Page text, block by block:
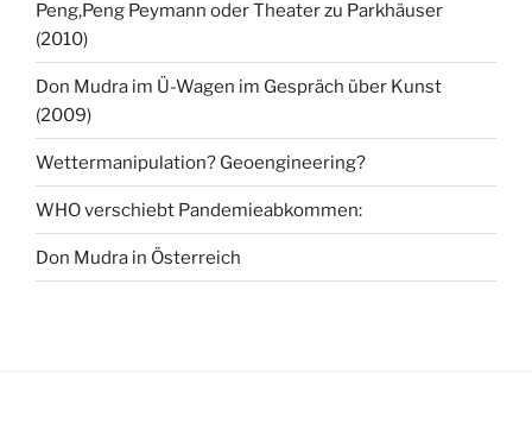
Peng,Peng Peymann oder Theater zu Parkhäuser
(2010)
Don Mudra im Ü-Wagen im Gespräch über Kunst
(2009)
Wettermanipulation? Geoengineering?
WHO verschiebt Pandemieabkommen:
Don Mudra in Österreich